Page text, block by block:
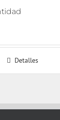
Detalles